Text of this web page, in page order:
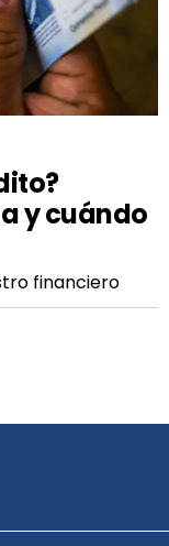
y cuándo
financiero